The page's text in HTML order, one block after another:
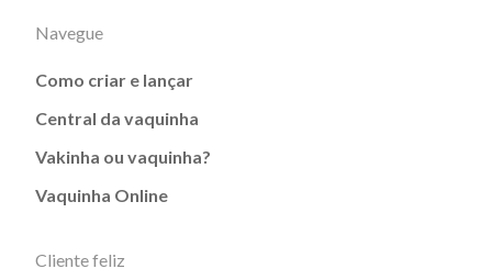
Navegue
Como criar e lançar
Central da vaquinha
Vakinha ou vaquinha?
Vaquinha Online
Cliente feliz